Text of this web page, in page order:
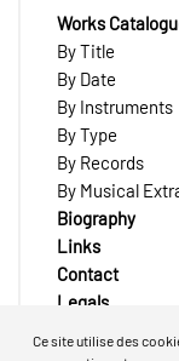
Works
By Title
By Date
By Instruments
By Type
By Records
By Musical
Biography
Links
Contact
Legals
Ce site utilise des